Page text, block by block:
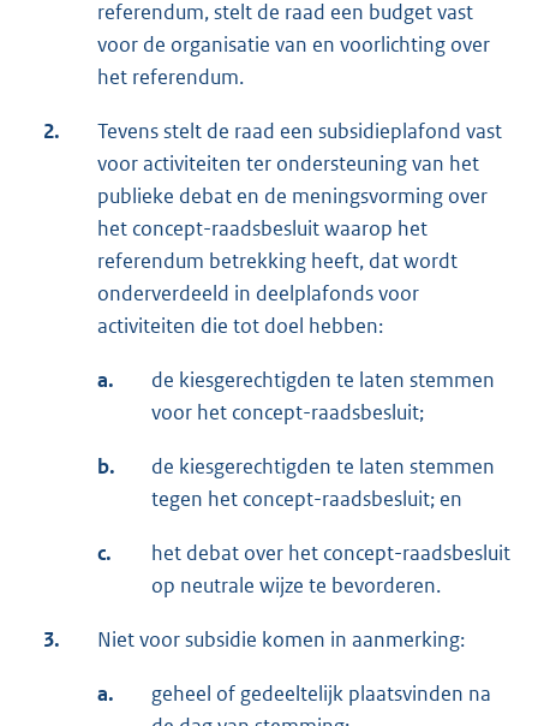
referendum, stelt de raad een budget vast
voor de organisatie van en voorlichting over
het referendum.
2.
Tevens stelt de raad een subsidieplafond vast
voor activiteiten ter ondersteuning van het
publieke debat en de meningsvorming over
het concept-raadsbesluit waarop het
referendum betrekking heeft, dat wordt
onderverdeeld in deelplafonds voor
activiteiten die tot doel hebben:
a.
de kiesgerechtigden te laten stemmen
voor het concept-raadsbesluit;
b.
de kiesgerechtigden te laten stemmen
tegen het concept-raadsbesluit; en
c.
het debat over het concept-raadsbesluit
op neutrale wijze te bevorderen.
3. Niet voor subsidie komen in aanmerking:
a.
geheel of gedeeltelijk plaatsvinden na